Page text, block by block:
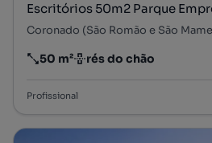
Escritórios 50m2 Parque
Coronado (São Romão e São
Preço por metro quadrado
50 m²
Andar rés do chão
Profissional